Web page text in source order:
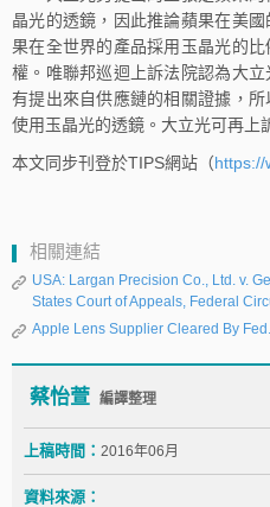
晶光的透鏡，因此推論蘋果在美
果在全世界的產品採用玉晶光的
權。唯聯邦巡迴上訴法院認為大
有提出來自供應鏈的相關證據，
使用玉晶光的透鏡。大立光可再上
本文同步刊登於TIPS網站（https://
相關連結
USA: Largan Precision Co., Ltd. v.
States Court of Appeals, Federal
Apple Lens Supplier Cleared By
蔡怡萱 編譯整理
上稿時間： 2016年06月
資料來源：